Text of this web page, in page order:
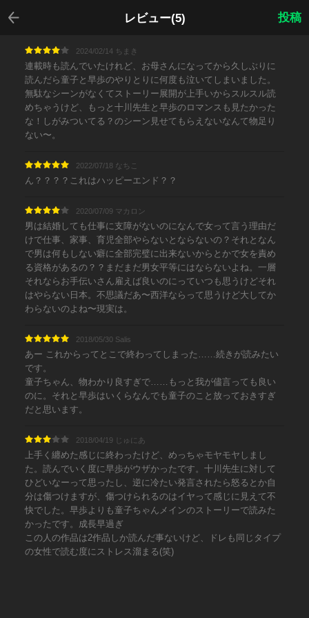
レビュー(5)
戻る
投稿
2024/02/14 ちまき
連載時も読んでいたけれど、お母さんになってから久しぶりに
読んだら童子と早歩のやりとりに何度も泣いてしまいました。
無駄なシーンがなくてストーリー展開が上手いからスルスル読
めちゃうけど、もっと十川先生と早歩のロマンスも見たかった
な！しがみついてる？のシーン見せてもらえないなんて物足り
ない〜。
2022/07/18 なちこ
ん？？？？これはハッピーエンド？？
2020/07/09 マカロン
男は結婚しても仕事に支障がないのになんで女って言う理由だ
けで仕事、家事、育児全部やらないとならないの？それとなん
で男は何もしない癖に全部完璧に出来ないからとかで女を責め
る資格があるの？？まだまだ男女平等にはならないよね。一層
それならお手伝いさん雇えば良いのにっていつも思うけどそれ
はやらない日本。不思議だあ〜西洋ならって思うけど大してか
わらないのよね〜現実は。
2018/05/30 Salis
あー これからってとこで終わってしまった……続きが読みたい
です。
童子ちゃん、物わかり良すぎで……もっと我が儘言っても良い
のに。それと早歩はいくらなんでも童子のこと放っておきすぎ
だと思います。
2018/04/19 じゅにあ
上手く纏めた感じに終わったけど、めっちゃモヤモヤしまし
た。読んでいく度に早歩がウザかったです。十川先生に対して
ひどいなーって思ったし、逆に冷たい発言されたら怒るとか自
分は傷つけますが、傷つけられるのはイヤって感じに見えて不
快でした。早歩よりも童子ちゃんメインのストーリーで読みた
かったです。成長早過ぎ
この人の作品は2作品しか読んだ事ないけど、ドレも同じタイプ
の女性で読む度にストレス溜まる(笑)